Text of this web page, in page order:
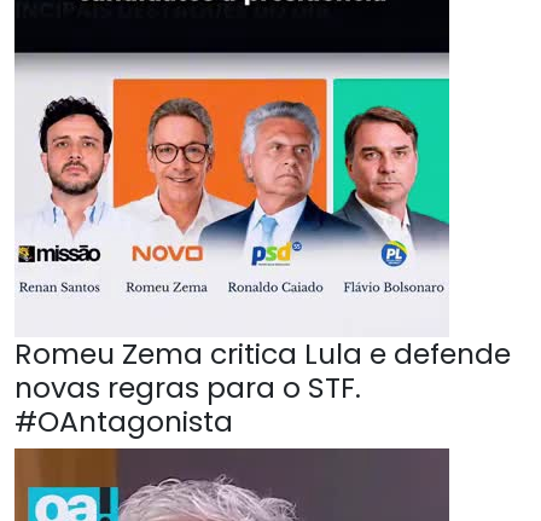
Romeu Zema critica Lula e defende
novas regras para o STF.
#OAntagonista